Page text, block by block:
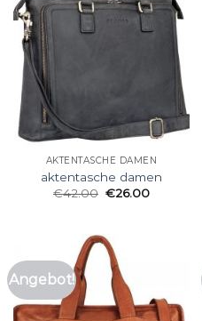
AKTENTASCHE DAMEN
aktentasche damen
€42.00 €26.00
Angebot!